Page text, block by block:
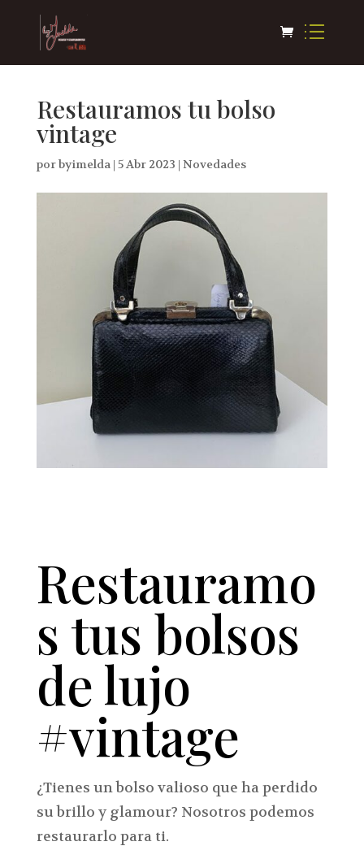
Restauramos tu bolso
vintage
porbyimelda| 5 Abr 2023 | Novedades
Restauramo
s tus bolsos
de lujo
#vintage
¿Tienes un bolso valioso que ha perdido
su brillo y glamour? Nosotros podemos
restaurarlo para ti.